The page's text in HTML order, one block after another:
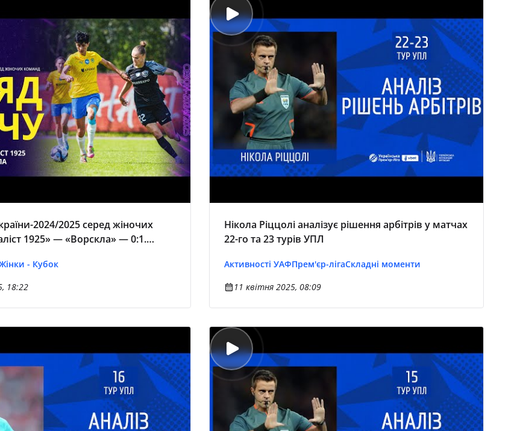
2024/2025 серед жіночих
1925» — «Ворскла» — 0:1.
- Кубок
18:22
Нікола Ріццолі аналізує рішення арбітрів у матчах
22-го та 23 турів УПЛ
Активності УАФПрем'єр-лігаСкладні моменти
11 квітня 2025, 08:09